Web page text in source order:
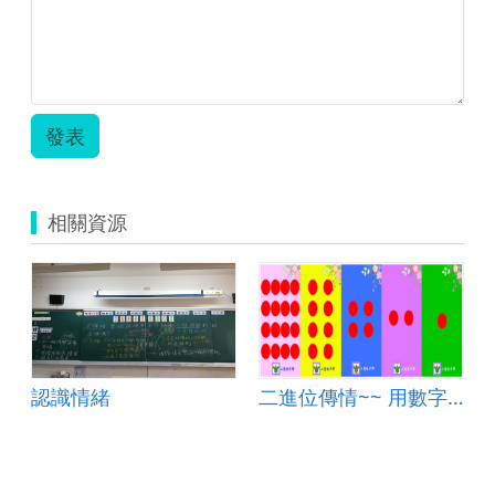
發表
相關資源
認識情緒 二進位傳情~~ 用數字表達英文(二上校訂課程)